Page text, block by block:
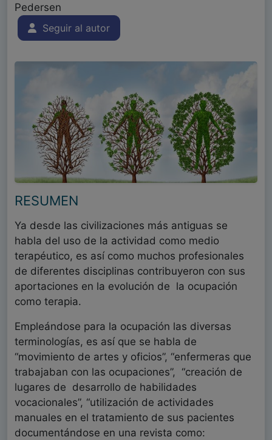
Pedersen
Seguir al autor
RESUMEN
Ya desde las civilizaciones más antiguas se
habla del uso de la actividad como medio
terapéutico, es así como muchos profesionales
de diferentes disciplinas contribuyeron con sus
aportaciones en la evolución de la ocupación
como terapia.
Empleándose para la ocupación las diversas
terminologías, es así que se habla de
“movimiento de artes y oficios”, “enfermeras que
trabajaban con las ocupaciones”, “creación de
lugares de desarrollo de habilidades
vocacionales”, “utilización de actividades
manuales en el tratamiento de sus pacientes
documentándose en una revista como: